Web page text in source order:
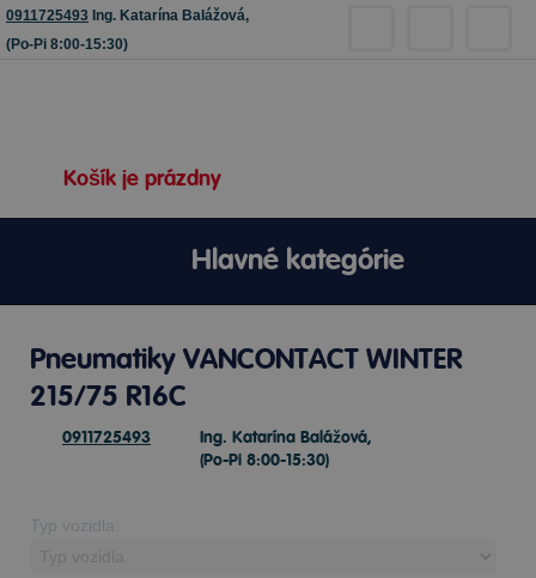
0911725493 Ing. Katarína Balážová,
(Po-Pi 8:00-15:30)
Košík je prázdny
Hlavné kategórie
Pneumatiky VANCONTACT WINTER
215/75 R16C
0911725493
Ing. Katarína Balážová,
(Po-Pi 8:00-15:30)
Typ vozidla: